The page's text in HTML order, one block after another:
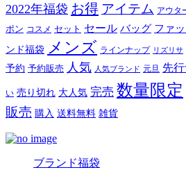
2022年福袋 お得 アイテム アウタ
ポン コスメ セット セール バッグ ファ
ンド福袋 メンズ ラインナップ リズリサ
予約 予約販売 人気 人気ブランド 元旦 先
い 売り切れ 大人気 完売 数量限定
販売 購入 送料無料 雑貨
ブランド福袋